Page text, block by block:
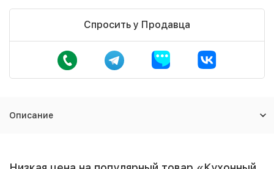
Спросить у Продавца
Описание